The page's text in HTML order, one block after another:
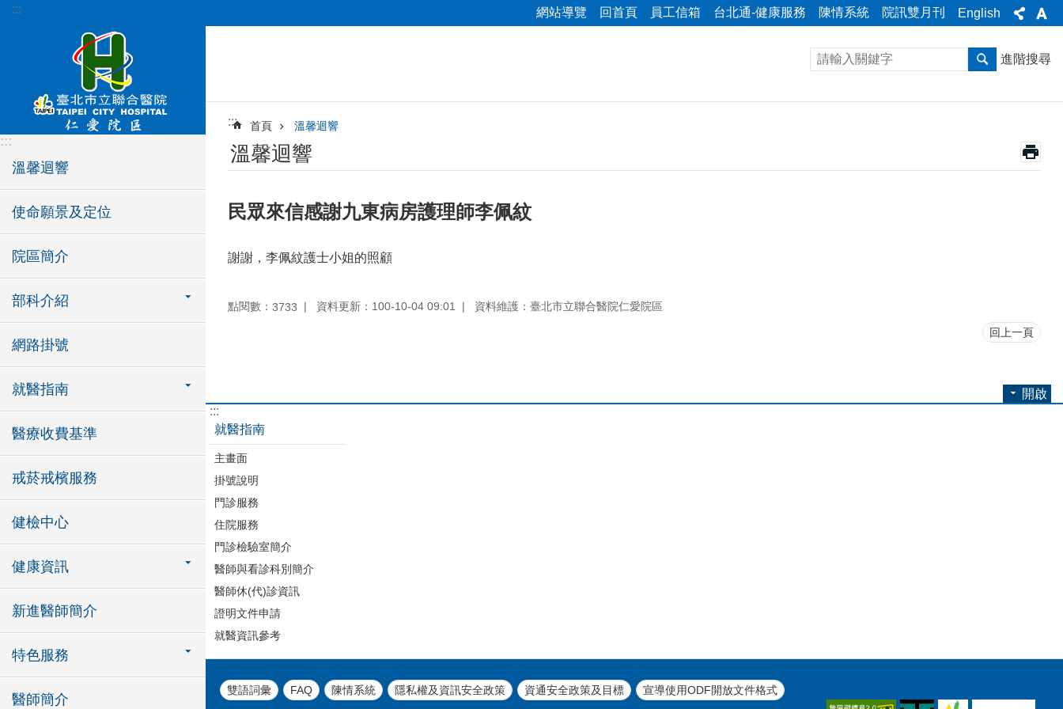
跳到主要內容區塊
::: 網站導覽 回首頁 員工信箱 台北通-健康服務 陳情系統 院訊雙月刊 English
:::
溫馨迴響
使命願景及定位
院區簡介
部科介紹
網路掛號
就醫指南
醫療收費基準
戒菸戒檳服務
健檢中心
健康資訊
新進醫師簡介
特色服務
醫師簡介
進階搜尋
::: 首頁 溫馨迴響
溫馨迴響
民眾來信感謝九東病房護理師李佩紋
謝謝，李佩紋護士小姐的照顧
點閱數： 3733 資料更新：100-10-04 09:01 資料維護：臺北市立聯合醫院仁愛院區
回上一頁
開啟
:::
就醫指南
主畫面
掛號說明
門診服務
住院服務
門診檢驗室簡介
醫師與看診科別簡介
醫師休(代)診資訊
證明文件申請
就醫資訊參考
雙語詞彙 FAQ 陳情系統 隱私權及資訊安全政策 資通安全政策及目標 宣導使用ODF開放文件格式